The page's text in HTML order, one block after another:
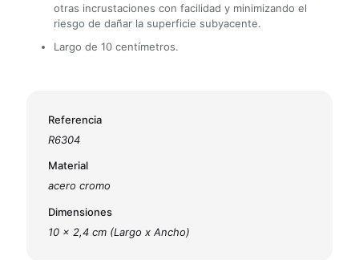
otras incrustaciones con facilidad y minimizando el
riesgo de dañar la superficie subyacente.
Largo de 10 centímetros.
Referencia
R6304
Material
acero cromo
Dimensiones
10 x 2,4 cm (Largo x Ancho)